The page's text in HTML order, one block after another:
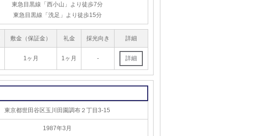
東急目黒線「西小山」より徒歩7分
東急目黒線「洗足」より徒歩15分
敷金（保証金） 礼金 採光向き 詳細
1ヶ月 1ヶ月 -
東京都世田谷区玉川田園調布２丁目3-15
1987年3月